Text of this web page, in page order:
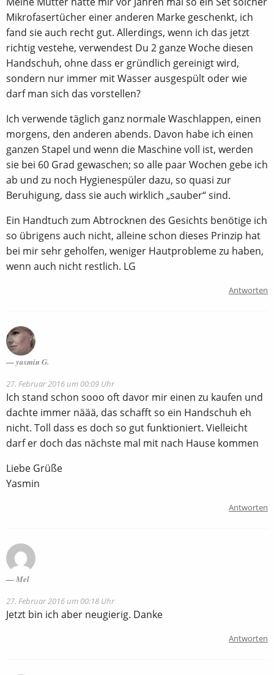
Mikrofasertücher einer anderen Marke geschenkt, ich
fand sie auch recht gut. Allerdings, wenn ich das jetzt
richtig vestehe, verwendest Du 2 ganze Woche diesen
Handschuh, ohne dass er gründlich gereinigt wird,
sondern nur immer mit Wasser ausgespült oder wie
darf man sich das vorstellen?
Ich verwende täglich ganz normale Waschlappen, einen
morgens, den anderen abends. Davon habe ich einen
ganzen Stapel und wenn die Maschine voll ist, werden
sie bei 60 Grad gewaschen; so alle paar Wochen gebe ich
ab und zu noch Hygienespüler dazu, so quasi zur
Beruhigung, dass sie auch wirklich „sauber“ sind.
Ein Handtuch zum Abtrocknen des Gesichts benötige ich
so übrigens auch nicht, alleine schon dieses Prinzip hat
bei mir sehr geholfen, weniger Hautprobleme zu haben,
wenn auch nicht restlich. LG
Antworten
yasmin G.
27. Februar 2016 um 00:09 Uhr
Ich stand schon sooo oft davor mir einen zu kaufen und
dachte immer näää, das schafft so ein Handschuh eh
nicht. Toll dass es doch so gut funktioniert. Vielleicht
darf er doch das nächste mal mit nach Hause kommen
Liebe Grüße
Yasmin
Antworten
Mel
27. Februar 2016 um 00:18 Uhr
Jetzt bin ich aber neugierig. Danke
Antworten